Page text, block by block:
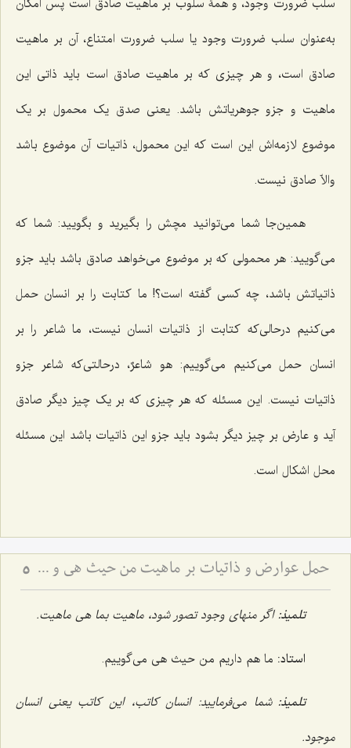
به‌عنوان سلب ضرورت وجود یا سلب ضرورت امتناع، آن بر ماهیت
صادق است، و هر چیزی که بر ماهیت صادق است باید ذاتی این
ماهیت و جزو جوهریاتش باشد. یعنی صدق یک محمول بر یک
موضوع لازمه‌اش این است که این محمول، ذاتیات آن موضوع باشد
والاّ صادق نیست.
همین‌جا شما می‌توانید مچش را بگیرید و بگویید: شما که
می‌گویید: هر محمولی که بر موضوع می‌خواهد صادق باشد باید جزو
ذاتیاتش باشد، چه کسی گفته است؟! ما کتابت را بر انسان حمل
می‌کنیم درحالی‌که کتابت از ذاتیات انسان نیست، ما شاعر را بر
انسان حمل می‌کنیم می‌گوییم: هو شاعرٌ، درحالتی‌که شاعر جزو
ذاتیات نیست. این مسئله که هر چیزی که بر یک چیز دیگر صادق
آید و عارض بر چیز دیگر بشود باید جزو این ذاتیات باشد این مسئله
محل اشکال است.
حمل عوارض و ذاتیات بر ماهیت من حیث هی و نسبت آن با امکان ذاتی - بررسی اشکال ارتفاع نقیضین در مسئله امکان 5
تلمیذ:اگر منهای وجود تصور شود، ماهیت بما هی ماهیت.
استاد: ما هم داریم من حیث هی می‌گوییم.
تلمیذ:شما می‌فرمایید: انسان کاتب، این کاتب یعنی انسان
موجود.